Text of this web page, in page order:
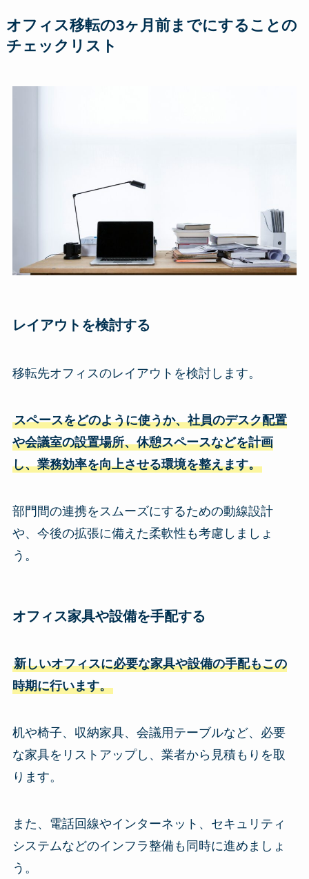
オフィス移転の3ヶ月前までにすることの
チェックリスト
レイアウト を検討する
移転先オフィスのレイアウトを検討します。
スペースをどのように使うか、社員のデスク配置
や会議室の設置場所、休憩スペースなどを計画
し、業務効率を向上させる環境を整えます。
部門間の連携をスムーズにするための動線設計
や、今後の拡張に備えた柔軟性も考慮しましょ
う。
オフィス家具や設備を手配する
新しいオフィスに必要な家具や設備の手配もこの
時期に行います。
机や椅子、収納家具、会議用テーブルなど、必要
な家具をリストアップし、業者から見積もりを取
ります。
また、電話回線やインターネット、セキュリティ
システムなどのインフラ整備も同時に進めましょ
う。